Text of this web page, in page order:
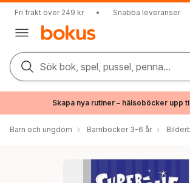
Fri frakt över 249 kr • Snabba leveranser
Sök bok, spel, pussel, penna...
Skapa nya rutiner – hälsoböcker upp
Barn och ungdom Barnböcker 3-6 år